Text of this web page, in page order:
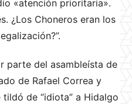
«atención prioritaria».
¿Los Choneros eran los
parte del asambleísta de
de Rafael Correa y
de “idiota” a Hidalgo